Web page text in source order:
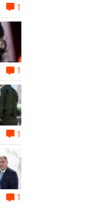
1
1
1
1